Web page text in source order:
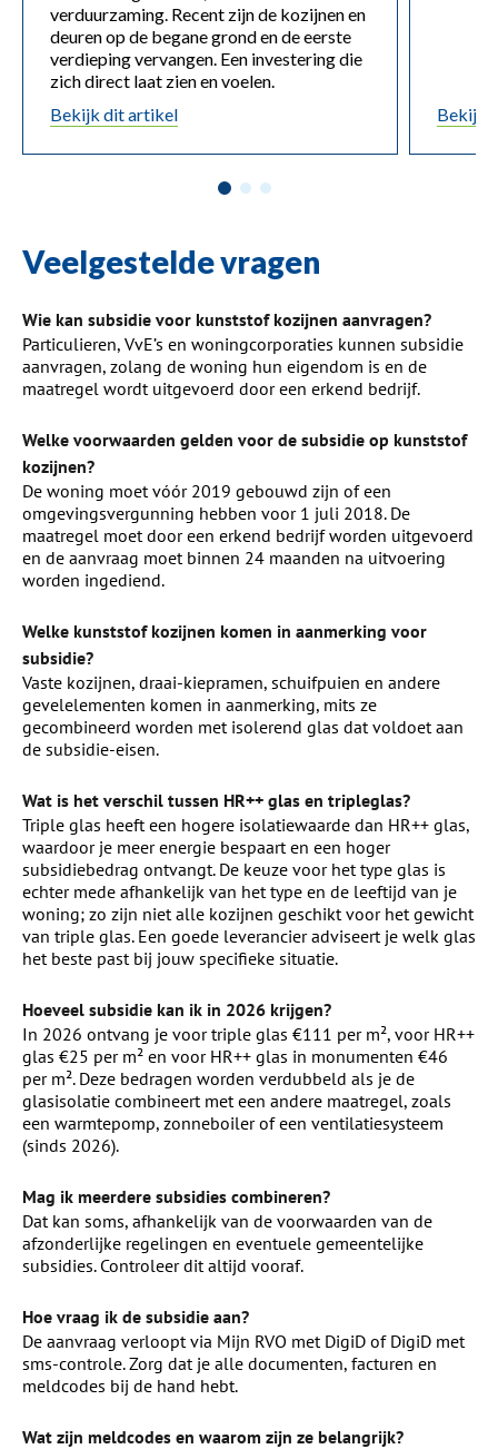
verduurzaming. Recent zijn de kozijnen en
deuren op de begane grond en de eerste
verdieping vervangen. Een investering die
zich direct laat zien en voelen.
Bekijk dit artikel
Bekijk
Veelgestelde vragen
Wie kan subsidie voor kunststof kozijnen aanvragen?
Particulieren, VvE’s en woningcorporaties kunnen subsidie
aanvragen, zolang de woning hun eigendom is en de
maatregel wordt uitgevoerd door een erkend bedrijf.
Welke voorwaarden gelden voor de subsidie op kunststof
kozijnen?
De woning moet vóór 2019 gebouwd zijn of een
omgevingsvergunning hebben voor 1 juli 2018. De
maatregel moet door een erkend bedrijf worden uitgevoerd
en de aanvraag moet binnen 24 maanden na uitvoering
worden ingediend.
Welke kunststof kozijnen komen in aanmerking voor
subsidie?
Vaste kozijnen, draai-kiepramen, schuifpuien en andere
gevelelementen komen in aanmerking, mits ze
gecombineerd worden met isolerend glas dat voldoet aan
de subsidie-eisen.
Wat is het verschil tussen HR++ glas en tripleglas?
Triple glas heeft een hogere isolatiewaarde dan HR++ glas,
waardoor je meer energie bespaart en een hoger
subsidiebedrag ontvangt. De keuze voor het type glas is
echter mede afhankelijk van het type en de leeftijd van je
woning; zo zijn niet alle kozijnen geschikt voor het gewicht
van triple glas. Een goede leverancier adviseert je welk glas
het beste past bij jouw specifieke situatie.
Hoeveel subsidie kan ik in 2026 krijgen?
In 2026 ontvang je voor triple glas €111 per m², voor HR++
glas €25 per m² en voor HR++ glas in monumenten €46
per m². Deze bedragen worden verdubbeld als je de
glasisolatie combineert met een andere maatregel, zoals
een warmtepomp, zonneboiler of een ventilatiesysteem
(sinds 2026).
Mag ik meerdere subsidies combineren?
Dat kan soms, afhankelijk van de voorwaarden van de
afzonderlijke regelingen en eventuele gemeentelijke
subsidies. Controleer dit altijd vooraf.
Hoe vraag ik de subsidie aan?
De aanvraag verloopt via Mijn RVO met DigiD of DigiD met
sms-controle. Zorg dat je alle documenten, facturen en
meldcodes bij de hand hebt.
Wat zijn meldcodes en waarom zijn ze belangrijk?